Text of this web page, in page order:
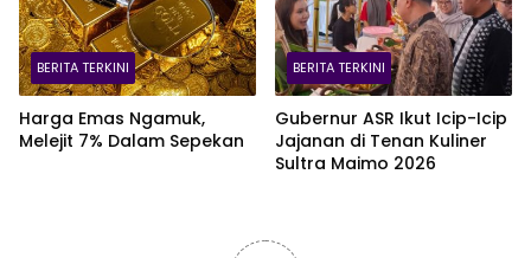
BERITA TERKINI
Harga Emas Ngamuk,
Melejit 7% Dalam Sepekan
BERITA TERKINI
Gubernur ASR Ikut Icip-Icip
Jajanan di Tenan Kuliner
Sultra Maimo 2026